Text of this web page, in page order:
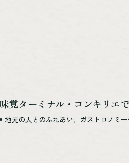
味覚ターミナル・コンキリエ
地元の人とのふれあい、ガストロノミ